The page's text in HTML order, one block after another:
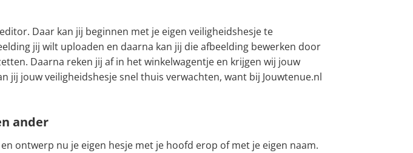
Daar kan jij beginnen met je eigen veiligheidshesje te
jij wilt uploaden en daarna kan jij die afbeelding bewerken door
Daarna reken jij af in het winkelwagentje en krijgen wij jouw
jouw veiligheidshesje snel thuis verwachten, want bij Jouwtenue.nl
ander
ontwerp nu je eigen hesje met je hoofd erop of met je eigen naam.